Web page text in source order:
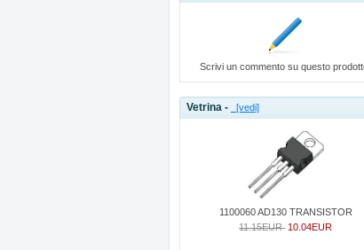
Scrivi un commento su questo
Vetrina - [vedi]
1100060 AD130 TRANSISTOR
11.15EUR 10.04EUR